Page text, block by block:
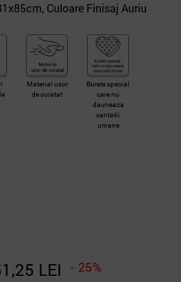
Culoare Finisaj Auriu
Material usor
de curatat
Burete special
care nu
dauneaza
santatii
umane
LEI - 25%